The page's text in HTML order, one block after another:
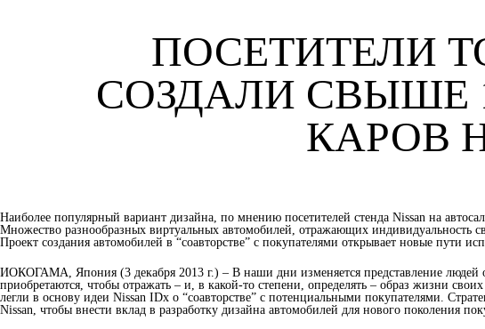
ПОСЕТИТЕЛИ
СОЗДАЛИ СВЫШЕ
КАРОВ
Наиболее популярный вариант дизайна, по мнению посетителей стенда Nissan на
Множество разнообразных виртуальных автомобилей, отражающих индивидуальность
Проект создания автомобилей в “соавторстве” с покупателями открывает новые пути
ИОКОГАМА, Япония (3 декабря 2013 г.) – В наши дни изменяется представление людей
приобретаются, чтобы отражать – и, в какой-то степени, определять – образ жизни
легли в основу идеи Nissan IDx о “соавторстве” с потенциальными покупателями.
Nissan, чтобы внести вклад в разработку дизайна автомобилей для нового поколения